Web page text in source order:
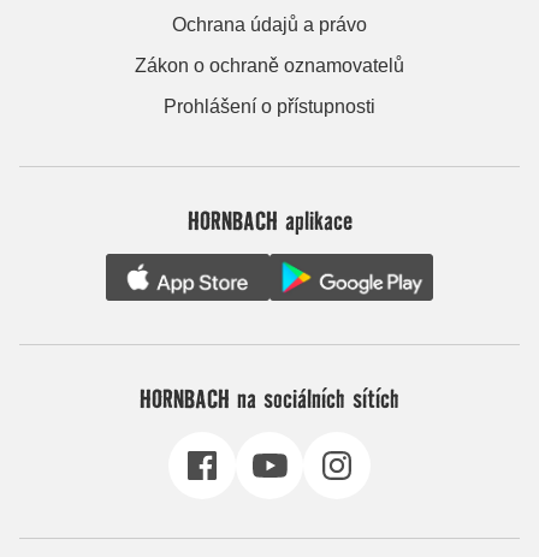
Ochrana údajů a právo
Zákon o ochraně oznamovatelů
Prohlášení o přístupnosti
HORNBACH aplikace
HORNBACH na sociálních sítích